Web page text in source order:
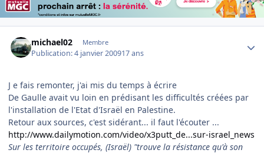
michael02 Membre
Publication:4 janvier 200917 ans
J e fais remonter, j'ai mis du temps à écrire
De Gaulle avait vu loin en prédisant les difficultés créées par
l'installation de l'Etat d'Israël en Palestine.
Retour aux sources, c'est sidérant... il faut l'écouter ...
http://www.dailymotion.com/video/x3putt_de...sur-israel_news
Sur les territoire occupés, (Israël) "trouve la résistance qu'à son